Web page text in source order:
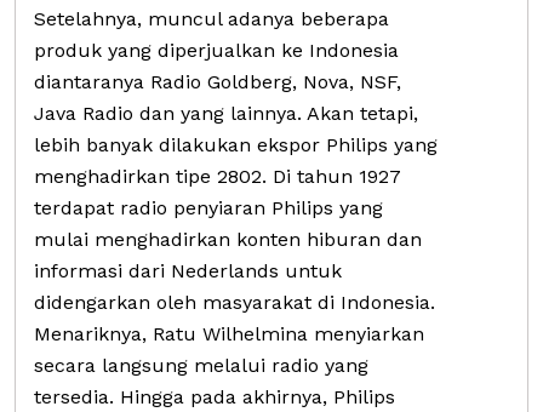
Setelahnya, muncul adanya beberapa
produk yang diperjualkan ke Indonesia
diantaranya Radio Goldberg, Nova, NSF,
Java Radio dan yang lainnya. Akan tetapi,
lebih banyak dilakukan ekspor Philips yang
menghadirkan tipe 2802. Di tahun 1927
terdapat radio penyiaran Philips yang
mulai menghadirkan konten hiburan dan
informasi dari Nederlands untuk
didengarkan oleh masyarakat di Indonesia.
Menariknya, Ratu Wilhelmina menyiarkan
secara langsung melalui radio yang
tersedia. Hingga pada akhirnya, Philips